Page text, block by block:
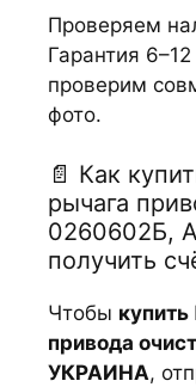
Проверяем
Гарантия
проверим
фото.
📄 Как
рычага
0260602Б,
получить
Чтобы
привода
УКРАИНА,